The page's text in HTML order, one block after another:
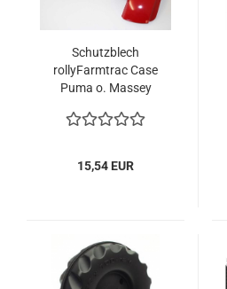
Schutzblech
rollyFarmtrac Case
Puma o. Massey
15,54 EUR